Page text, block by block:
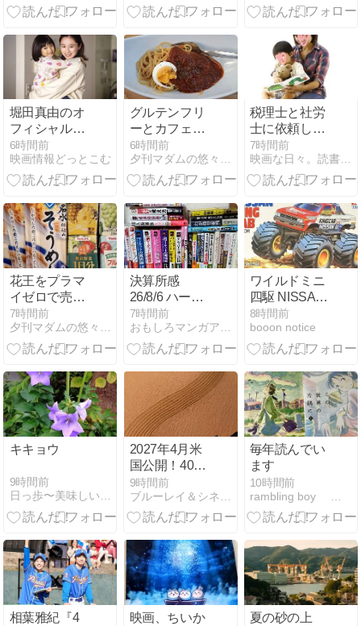
堀田真由のオ
フィシャル・
コメントと
『私はあなた
を知らな
ット解禁
6時間前
映画情報どっとこむ
グルテンフリ
ーとカフェイ
ンフリー
6時間前
夕刊マダムの悠々優待生活
税理士と社労
士に依頼して
いた業務を引
き取ってみた
7時間前
映画な日々。読書な日々。
花王をプラマ
イゼロで売り
ました！MIC
新設
7時間前
夕刊マダムの悠々優待生活
決算所感
26/8/6 ハード
オフ、MIC、
名村造船所、
任天堂、サン
クスなど
7時間前
おもしろマンガアニメゲーム映画情報サイト
ワイルドミニ
四駆 NISSAN
KING CABで
スロットカー
①
8時間前
booon notice
キキョウ
9時間前
2027年4月米
国公開！40年
ぶりの続編
『スペースボ
ール２』思わ
ちゃう最新ポ
スター！
9時間前
毎年読んでい
ます
10時間前
相葉雅紀『4
映画、ちいか
夏の砂の上